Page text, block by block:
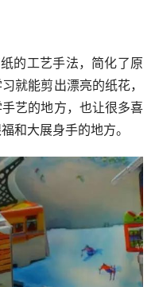
的工艺手法，简化了原
就能剪出漂亮的纸花，
艺的地方，也让很多喜
和大展身手的地方。